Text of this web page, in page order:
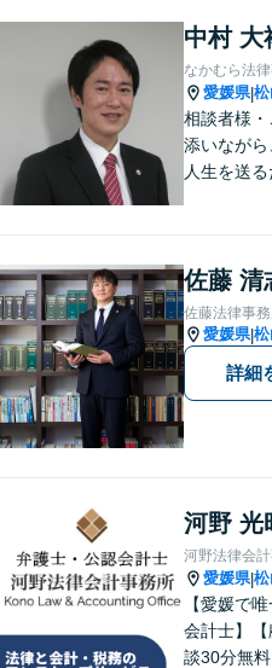
中村 大
なかむら法
愛媛県|
相談者様・
添いなが
人生を送る
佐藤 清
佐藤法律事
愛媛県|
詳細
河野 光
河野法律会
愛媛県|
【愛媛で
会計士】
談30分無料